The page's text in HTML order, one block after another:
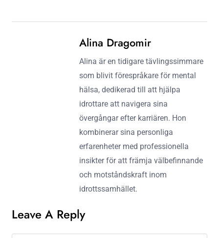
Alina Dragomir
Alina är en tidigare tävlingssimmare
som blivit förespråkare för mental
hälsa, dedikerad till att hjälpa
idrottare att navigera sina
övergångar efter karriären. Hon
kombinerar sina personliga
erfarenheter med professionella
insikter för att främja välbefinnande
och motståndskraft inom
idrottssamhället.
Leave A Reply